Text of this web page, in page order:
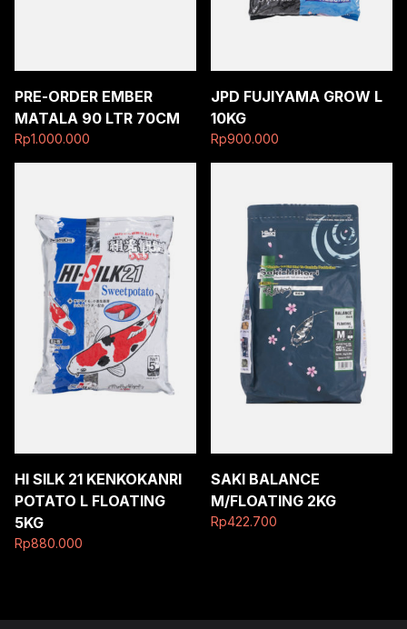
PRE-ORDER EMBER
MATALA 90 LTR 70CM
Rp1.000.000
JPD FUJIYAMA GROW L
10KG
Rp900.000
HI SILK 21 KENKOKANRI
POTATO L FLOATING
5KG
Rp880.000
SAKI BALANCE
M/FLOATING 2KG
Rp422.700